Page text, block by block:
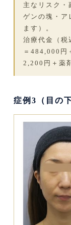
主なリスク・
ゲンの塊・ア
ます）。
治療代金（
＝484,000円
2,200円＋薬
症例3（目の